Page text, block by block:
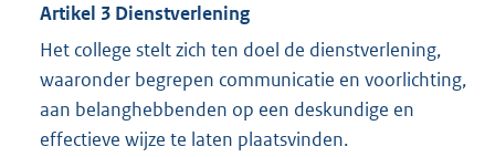
Artikel 3 Dienstverlening
Het college stelt zich ten doel de dienstverlening,
waaronder begrepen communicatie en voorlichting,
aan belanghebbenden op een deskundige en
effectieve wijze te laten plaatsvinden.